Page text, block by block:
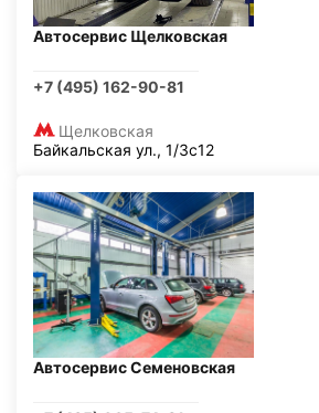
Автосервис Щелковская
+7 (495) 162-90-81
Щелковская
Байкальская ул., 1/3с12
Автосервис Семеновская